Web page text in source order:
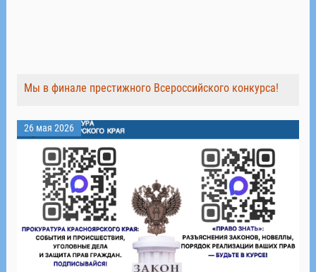
Мы в финале престижного Всероссийского конкурса!
26 мая 2026